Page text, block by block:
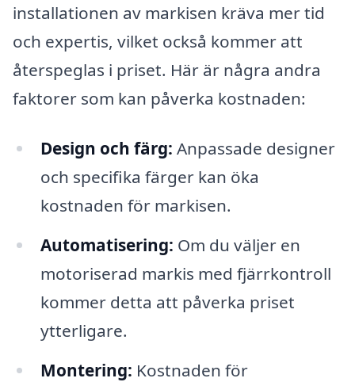
installationen av markisen kräva mer tid
och expertis, vilket också kommer att
återspeglas i priset. Här är några andra
faktorer som kan påverka kostnaden:
Design och färg: Anpassade designer
och specifika färger kan öka
kostnaden för markisen.
Automatisering: Om du väljer en
motoriserad markis med fjärrkontroll
kommer detta att påverka priset
ytterligare.
Montering: Kostnaden för